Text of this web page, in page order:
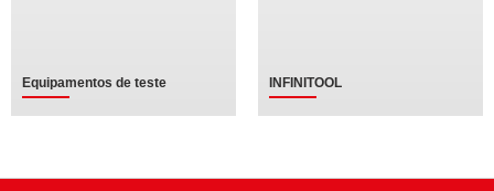
Equipamentos de teste INFINITOOL